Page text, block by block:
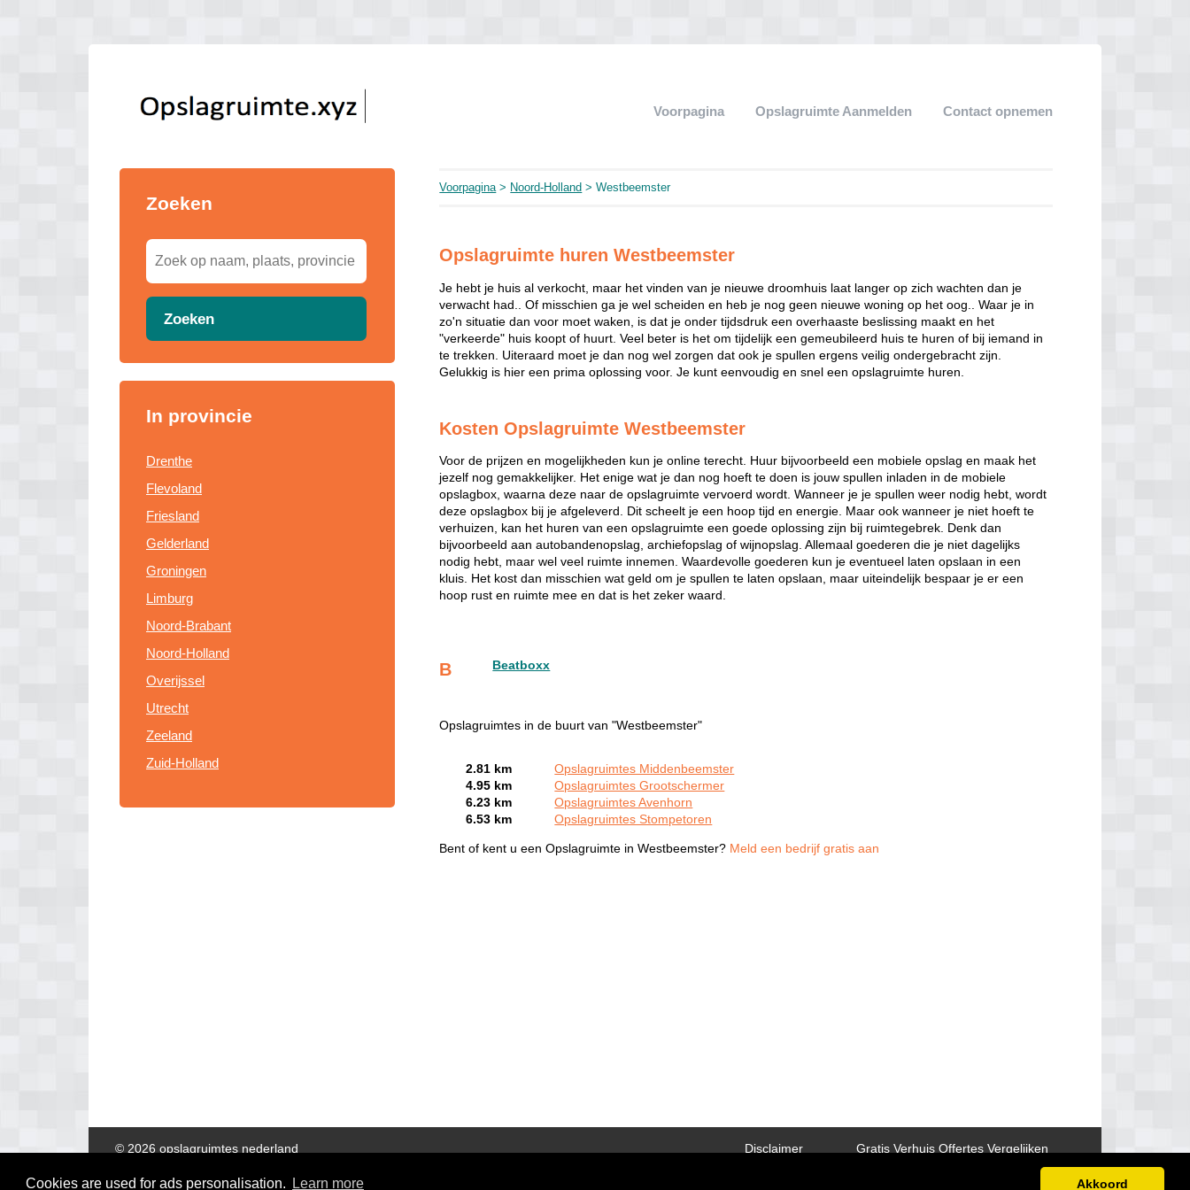
Cookies are used for ads personalisation. Learn more Akkoord
Voorpagina Opslagruimte Aanmelden Contact opnemen
Zoeken
Zoeken
In provincie
Drenthe
Flevoland
Friesland
Gelderland
Groningen
Limburg
Noord-Brabant
Noord-Holland
Overijssel
Utrecht
Zeeland
Zuid-Holland
Voorpagina> Noord-Holland > Westbeemster
Opslagruimte huren Westbeemster
Je hebt je huis al verkocht, maar het vinden van je nieuwe droomhuis laat langer op zich wachten dan je
verwacht had.. Of misschien ga je wel scheiden en heb je nog geen nieuwe woning op het oog.. Waar je in
zo'n situatie dan voor moet waken, is dat je onder tijdsdruk een overhaaste beslissing maakt en het
"verkeerde" huis koopt of huurt. Veel beter is het om tijdelijk een gemeubileerd huis te huren of bij iemand in
te trekken. Uiteraard moet je dan nog wel zorgen dat ook je spullen ergens veilig ondergebracht zijn.
Gelukkig is hier een prima oplossing voor. Je kunt eenvoudig en snel een opslagruimte huren.
Kosten Opslagruimte Westbeemster
Voor de prijzen en mogelijkheden kun je online terecht. Huur bijvoorbeeld een mobiele opslag en maak het
jezelf nog gemakkelijker. Het enige wat je dan nog hoeft te doen is jouw spullen inladen in de mobiele
opslagbox, waarna deze naar de opslagruimte vervoerd wordt. Wanneer je je spullen weer nodig hebt, wordt
deze opslagbox bij je afgeleverd. Dit scheelt je een hoop tijd en energie. Maar ook wanneer je niet hoeft te
verhuizen, kan het huren van een opslagruimte een goede oplossing zijn bij ruimtegebrek. Denk dan
bijvoorbeeld aan autobandenopslag, archiefopslag of wijnopslag. Allemaal goederen die je niet dagelijks
nodig hebt, maar wel veel ruimte innemen. Waardevolle goederen kun je eventueel laten opslaan in een
kluis. Het kost dan misschien wat geld om je spullen te laten opslaan, maar uiteindelijk bespaar je er een
hoop rust en ruimte mee en dat is het zeker waard.
B Beatboxx
Opslagruimtes in de buurt van "Westbeemster"
2.81 km
Opslagruimtes Middenbeemster
4.95 km
Opslagruimtes Grootschermer
6.23 km
Opslagruimtes Avenhorn
6.53 km
Opslagruimtes Stompetoren
Bent of kent u een Opslagruimte in Westbeemster? Meld een bedrijf gratis aan
Gratis Verhuis Offertes Vergelijken
Disclaimer
© 2026 opslagruimtes nederland